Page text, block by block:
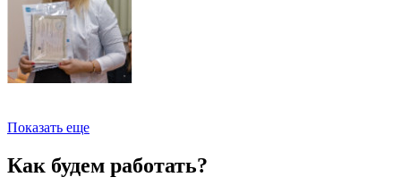
Показать еще
Как будем работать?